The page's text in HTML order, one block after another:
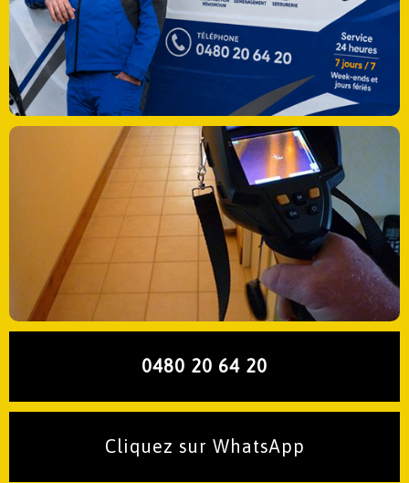
0480 20 64 20
Cliquez sur WhatsApp